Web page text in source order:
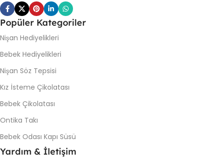
Popüler Kategoriler
Nişan Hediyelikleri
Bebek Hediyelikleri
Nişan Söz Tepsisi
Kız İsteme Çikolatası
Bebek Çikolatası
Ontika Takı
Bebek Odası Kapı Süsü
Yardım & İletişim